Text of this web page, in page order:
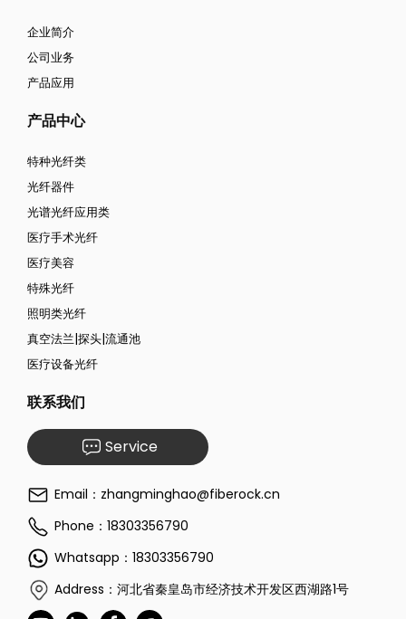
企业简介
公司业务
产品应用
产品中心
特种光纤类
光纤器件
光谱光纤应用类
医疗手术光纤
医疗美容
特殊光纤
照明类光纤
真空法兰|探头|流通池
医疗设备光纤
联系我们
Service
Email：zhangminghao@fiberock.cn
Phone：18303356790
Whatsapp：18303356790
Address：河北省秦皇岛市经济技术开发区西湖路1号